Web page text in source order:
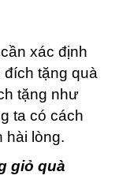
xác định
đích tặng quà
tặng như
ta có cách
hài lòng.
giỏ quà